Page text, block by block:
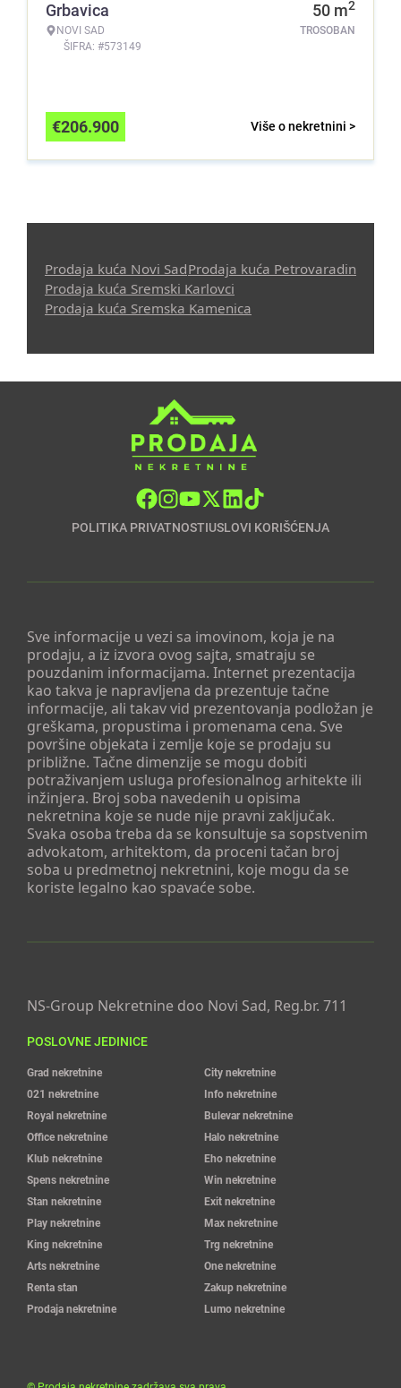
Grbavica
NOVI SAD
ŠIFRA: #573149
50 m2
TROSOBAN
Više o nekretnini >
€206.900
Prodaja kuća Novi SadProdaja kuća Petrovaradin
Prodaja kuća Sremski Karlovci
Prodaja kuća Sremska Kamenica
POLITIKA PRIVATNOSTIUSLOVI KORIŠĆENJA
Sve informacije u vezi sa imovinom, koja je na
prodaju, a iz izvora ovog sajta, smatraju se
pouzdanim informacijama. Internet prezentacija
kao takva je napravljena da prezentuje tačne
informacije, ali takav vid prezentovanja podložan je
greškama, propustima i promenama cena. Sve
površine objekata i zemlje koje se prodaju su
približne. Tačne dimenzije se mogu dobiti
potraživanjem usluga profesionalnog arhitekte ili
inžinjera. Broj soba navedenih u opisima
nekretnina koje se nude nije pravni zaključak.
Svaka osoba treba da se konsultuje sa sopstvenim
advokatom, arhitektom, da proceni tačan broj
soba u predmetnoj nekretnini, koje mogu da se
koriste legalno kao spavaće sobe.
NS-Group Nekretnine doo Novi Sad, Reg.br. 711
POSLOVNE JEDINICE
Grad nekretnine
City nekretnine
021 nekretnine
Info nekretnine
Royal nekretnine
Bulevar nekretnine
Office nekretnine
Halo nekretnine
Klub nekretnine
Eho nekretnine
Spens nekretnine
Win nekretnine
Stan nekretnine
Exit nekretnine
Play nekretnine
Max nekretnine
King nekretnine
Trg nekretnine
Arts nekretnine
One nekretnine
Renta stan
Zakup nekretnine
Prodaja nekretnine
Lumo nekretnine